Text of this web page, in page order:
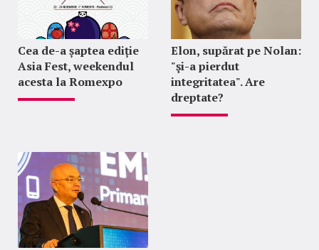
Cea de-a șaptea ediție
Asia Fest, weekendul
acesta la Romexpo
Elon, supărat pe Nolan:
"şi-a pierdut
integritatea". Are
dreptate?